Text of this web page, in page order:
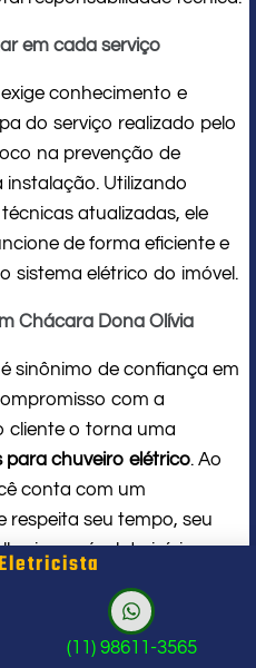
em cada serviço
conhecimento e
do serviço realizado pelo
na prevenção de
Utilizando
atualizadas, ele
de forma eficiente e
sistema elétrico do imóvel.
Chácara Dona Olívia
é sinônimo de confiança em
com a
cliente o torna uma
para chuveiro elétrico. Ao
conta com um
respeita seu tempo, seu
impecável do início ao
sinais que
(11) 98611-3565